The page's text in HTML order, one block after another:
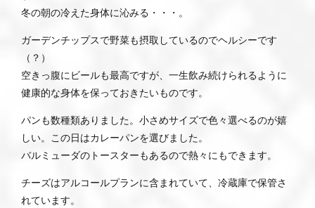
冬の朝の冷えた身体に沁みる・・・。
ガーデンチップスで野菜も摂取しているのでヘルシーです
（？）
空きっ腹にビールも最高ですが、一生飲み続けられるように
健康的な身体を保っておきたいものです。
パンも数種類ありました。小さめサイズで色々選べるのが嬉
しい。この日はカレーパンを選びました。
バルミューダのトースターもあるので熱々にもできます。
チーズはアルコールプランに含まれていて、冷蔵庫で保管さ
れています。